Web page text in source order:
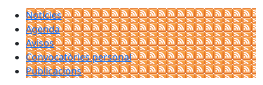
Notícies
Agenda
Avisos
Convocatòries personal
Publicacions